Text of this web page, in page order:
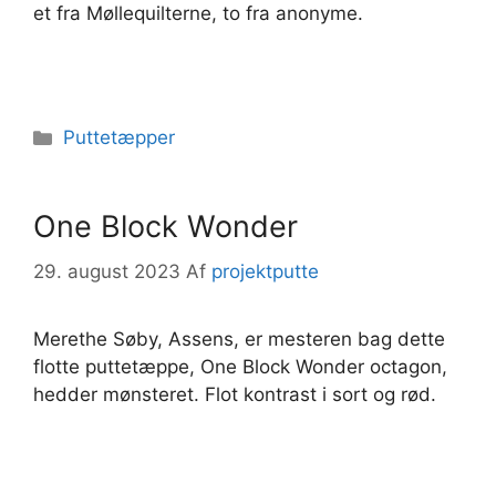
et fra Møllequilterne, to fra anonyme.
Kategorier
Puttetæpper
One Block Wonder
29. august 2023 Af projektputte
Merethe Søby, Assens, er mesteren bag dette
flotte puttetæppe, One Block Wonder octagon,
hedder mønsteret. Flot kontrast i sort og rød.